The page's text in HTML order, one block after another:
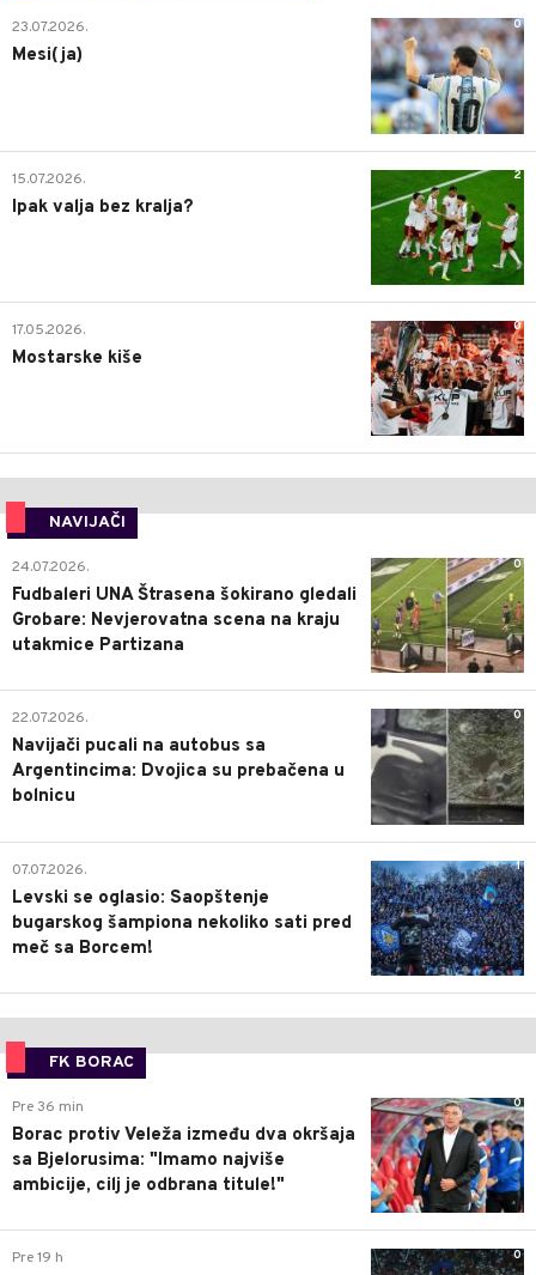
0
23.07.2026.
Mesi(ja)
2
15.07.2026.
Ipak valja bez kralja?
0
17.05.2026.
Mostarske kiše
NAVIJAČI
0
24.07.2026.
Fudbaleri UNA Štrasena šokirano gledali
Grobare: Nevjerovatna scena na kraju
utakmice Partizana
0
22.07.2026.
Navijači pucali na autobus sa
Argentincima: Dvojica su prebačena u
bolnicu
1
07.07.2026.
Levski se oglasio: Saopštenje
bugarskog šampiona nekoliko sati pred
meč sa Borcem!
FK BORAC
0
Pre 36 min
Borac protiv Veleža između dva okršaja
sa Bjelorusima: "Imamo najviše
ambicije, cilj je odbrana titule!"
0
Pre 19 h